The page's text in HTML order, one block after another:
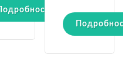
Подробности